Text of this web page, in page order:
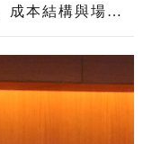
成本結構與場景